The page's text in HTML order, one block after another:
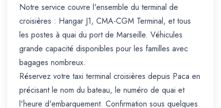
Notre service couvre l'ensemble du terminal de
croisières : Hangar J1, CMA-CGM Terminal, et tous
les postes à quai du port de Marseille. Véhicules
grande capacité disponibles pour les familles avec
bagages nombreux.
Réservez votre taxi terminal croisières depuis Paca en
précisant le nom du bateau, le numéro de quai et
l'heure d'embarquement. Confirmation sous quelques